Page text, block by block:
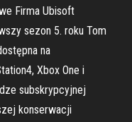
Firma Ubisoft
sezon 5. roku Tom
na
Xbox One i
subskrypcyjnej
konserwacji